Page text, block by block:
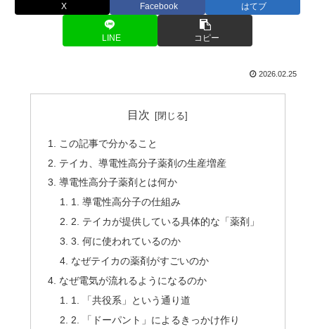
X Facebook はてブ
LINE コピー
2026.02.25
目次
この記事で分かること
テイカ、導電性高分子薬剤の生産増産
導電性高分子薬剤とは何か
1. 導電性高分子の仕組み
2. テイカが提供している具体的な「薬剤」
3. 何に使われているのか
なぜテイカの薬剤がすごいのか
なぜ電気が流れるようになるのか
1. 「共役系」という通り道
2. 「ドーパント」によるきっかけ作り